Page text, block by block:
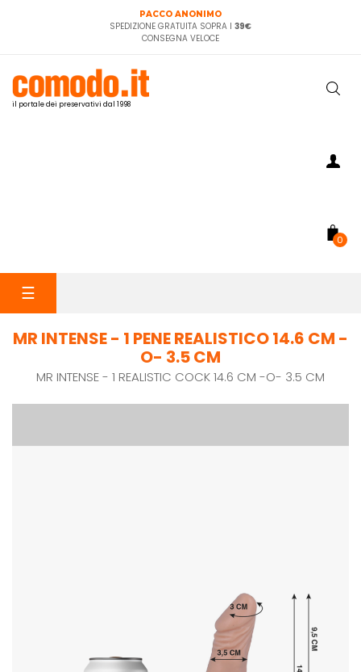
PACCO ANONIMO
SPEDIZIONE GRATUITA SOPRA I 39€
CONSEGNA VELOCE
il portale dei preservativi dal 1998
0
navigazione
☰
MR INTENSE - 1 PENE REALISTICO 14.6 CM -
O- 3.5 CM
MR INTENSE - 1 REALISTIC COCK 14.6 CM -O- 3.5 CM